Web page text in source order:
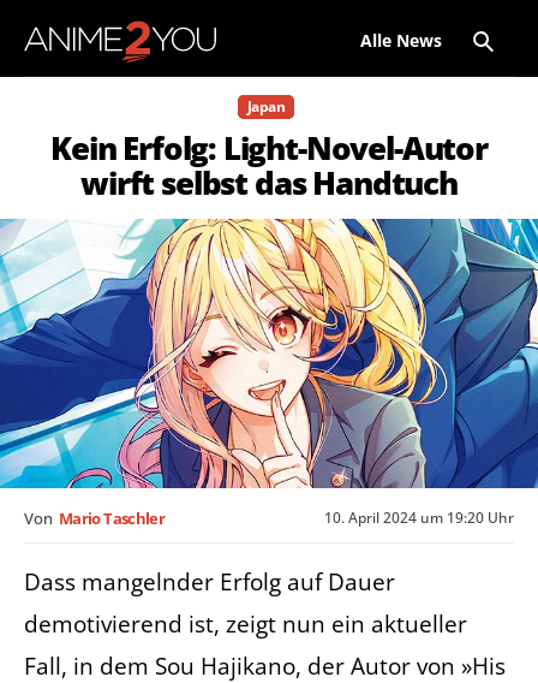
Alle News
Japan
Kein Erfolg: Light-Novel-Autor
wirft selbst das Handtuch
10. April 2024 um 19:20 Uhr
Von Mario Taschler
Dass mangelnder Erfolg auf Dauer
demotivierend ist, zeigt nun ein aktueller
Fall, in dem Sou Hajikano, der Autor von »His